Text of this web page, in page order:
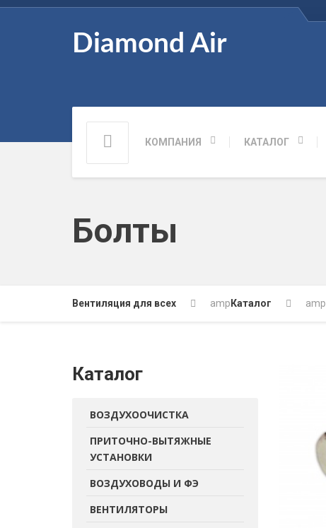
Diamond Air
КОМПАНИЯ КАТАЛОГ
Болты
Вентиляция для всех amp Каталог amp
Каталог
ВОЗДУХООЧИСТКА
ПРИТОЧНО-ВЫТЯЖНЫЕ
УСТАНОВКИ
ВОЗДУХОВОДЫ И ФЭ
ВЕНТИЛЯТОРЫ